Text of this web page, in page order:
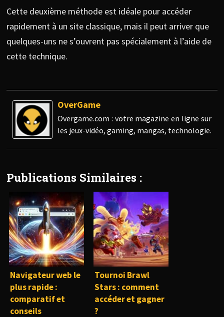
Cette deuxième méthode est idéale pour accéder
rapidement à un site classique, mais il peut arriver que
quelques-uns ne s’ouvrent pas spécialement à l’aide de
cette technique.
OverGame
Overgame.com : votre magazine en ligne sur
les jeux-vidéo, gaming, mangas, technologie.
Publications Similaires :
Navigateur web le
plus rapide :
comparatif et
conseils
Tournoi Brawl
Stars : comment
accéder et gagner
?